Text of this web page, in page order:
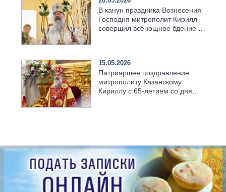
В канун праздника Вознесения
Господня митрополит Кирилл
совершил всенощное бдение в
15.05.2026
Патриаршее поздравление
митрополиту Казанскому
Кириллу с 65-летием со дня